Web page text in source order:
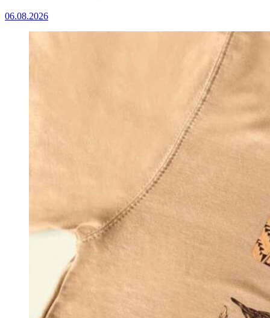
06.08.2026